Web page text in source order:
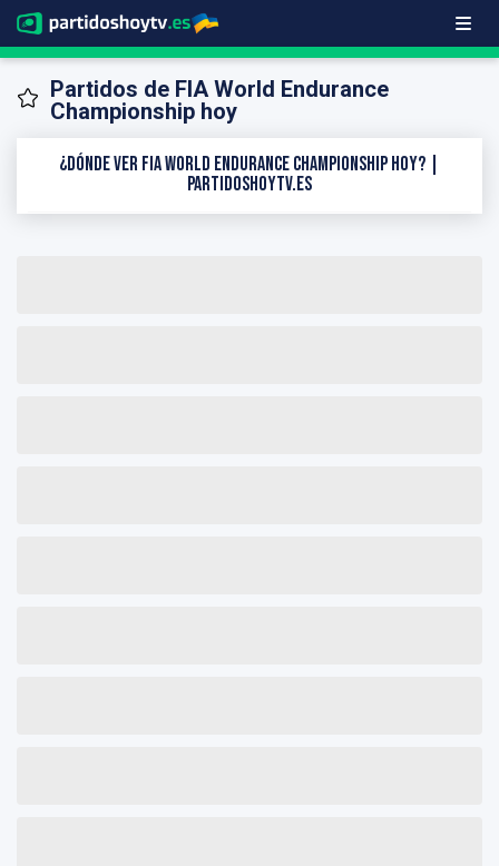
Partidos de FIA World Endurance
Championship hoy
¿Dónde ver FIA World Endurance Championship hoy? |
PartidosHoyTV.es